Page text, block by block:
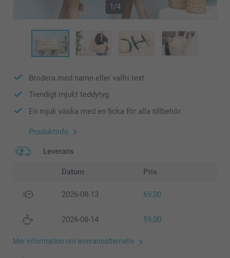
1/4
Brodera med namn eller valfri text
Trendigt mjukt teddytyg
En mjuk väska med en ficka för alla tillbehör
Produktinfo
Leverans
Datum Pris
2026-08-13 69,00
2026-08-14 59,00
Mer information om leveransalternativ